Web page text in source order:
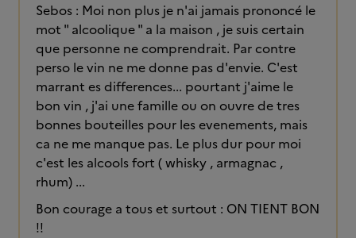
Sebos : Moi non plus je n'ai jamais prononcé le
mot " alcoolique " a la maison , je suis certain
que personne ne comprendrait. Par contre
perso le vin ne me donne pas d'envie. C'est
marrant es differences... pourtant j'aime le
bon vin , j'ai une famille ou on ouvre de tres
bonnes bouteilles pour les evenements, mais
ca ne me manque pas. Le plus dur pour moi
c'est les alcools fort ( whisky , armagnac ,
rhum) ...
Bon courage a tous et surtout : ON TIENT BON
!!